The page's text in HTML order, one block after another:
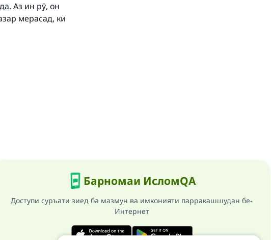
Аз ин рӯ, он
мерасад, ки
Барномаи ИсломQA
Доступи суръати зиед ба мазмун ва имконияти парракашшудан бе-
Интернет